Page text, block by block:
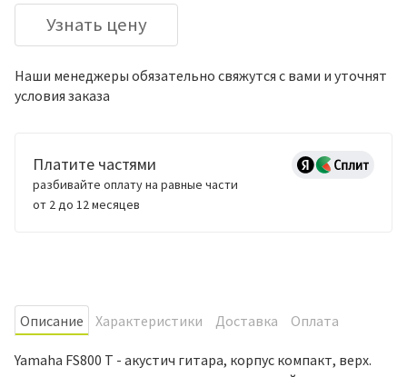
Узнать цену
Наши менеджеры обязательно свяжутся с вами и уточнят
условия заказа
Платите частями
разбивайте оплату на равные части
от 2 до 12 месяцев
Oписание Характеристики Доставка Оплата
Yamaha FS800 T - акустич гитара, корпус компакт, верх.